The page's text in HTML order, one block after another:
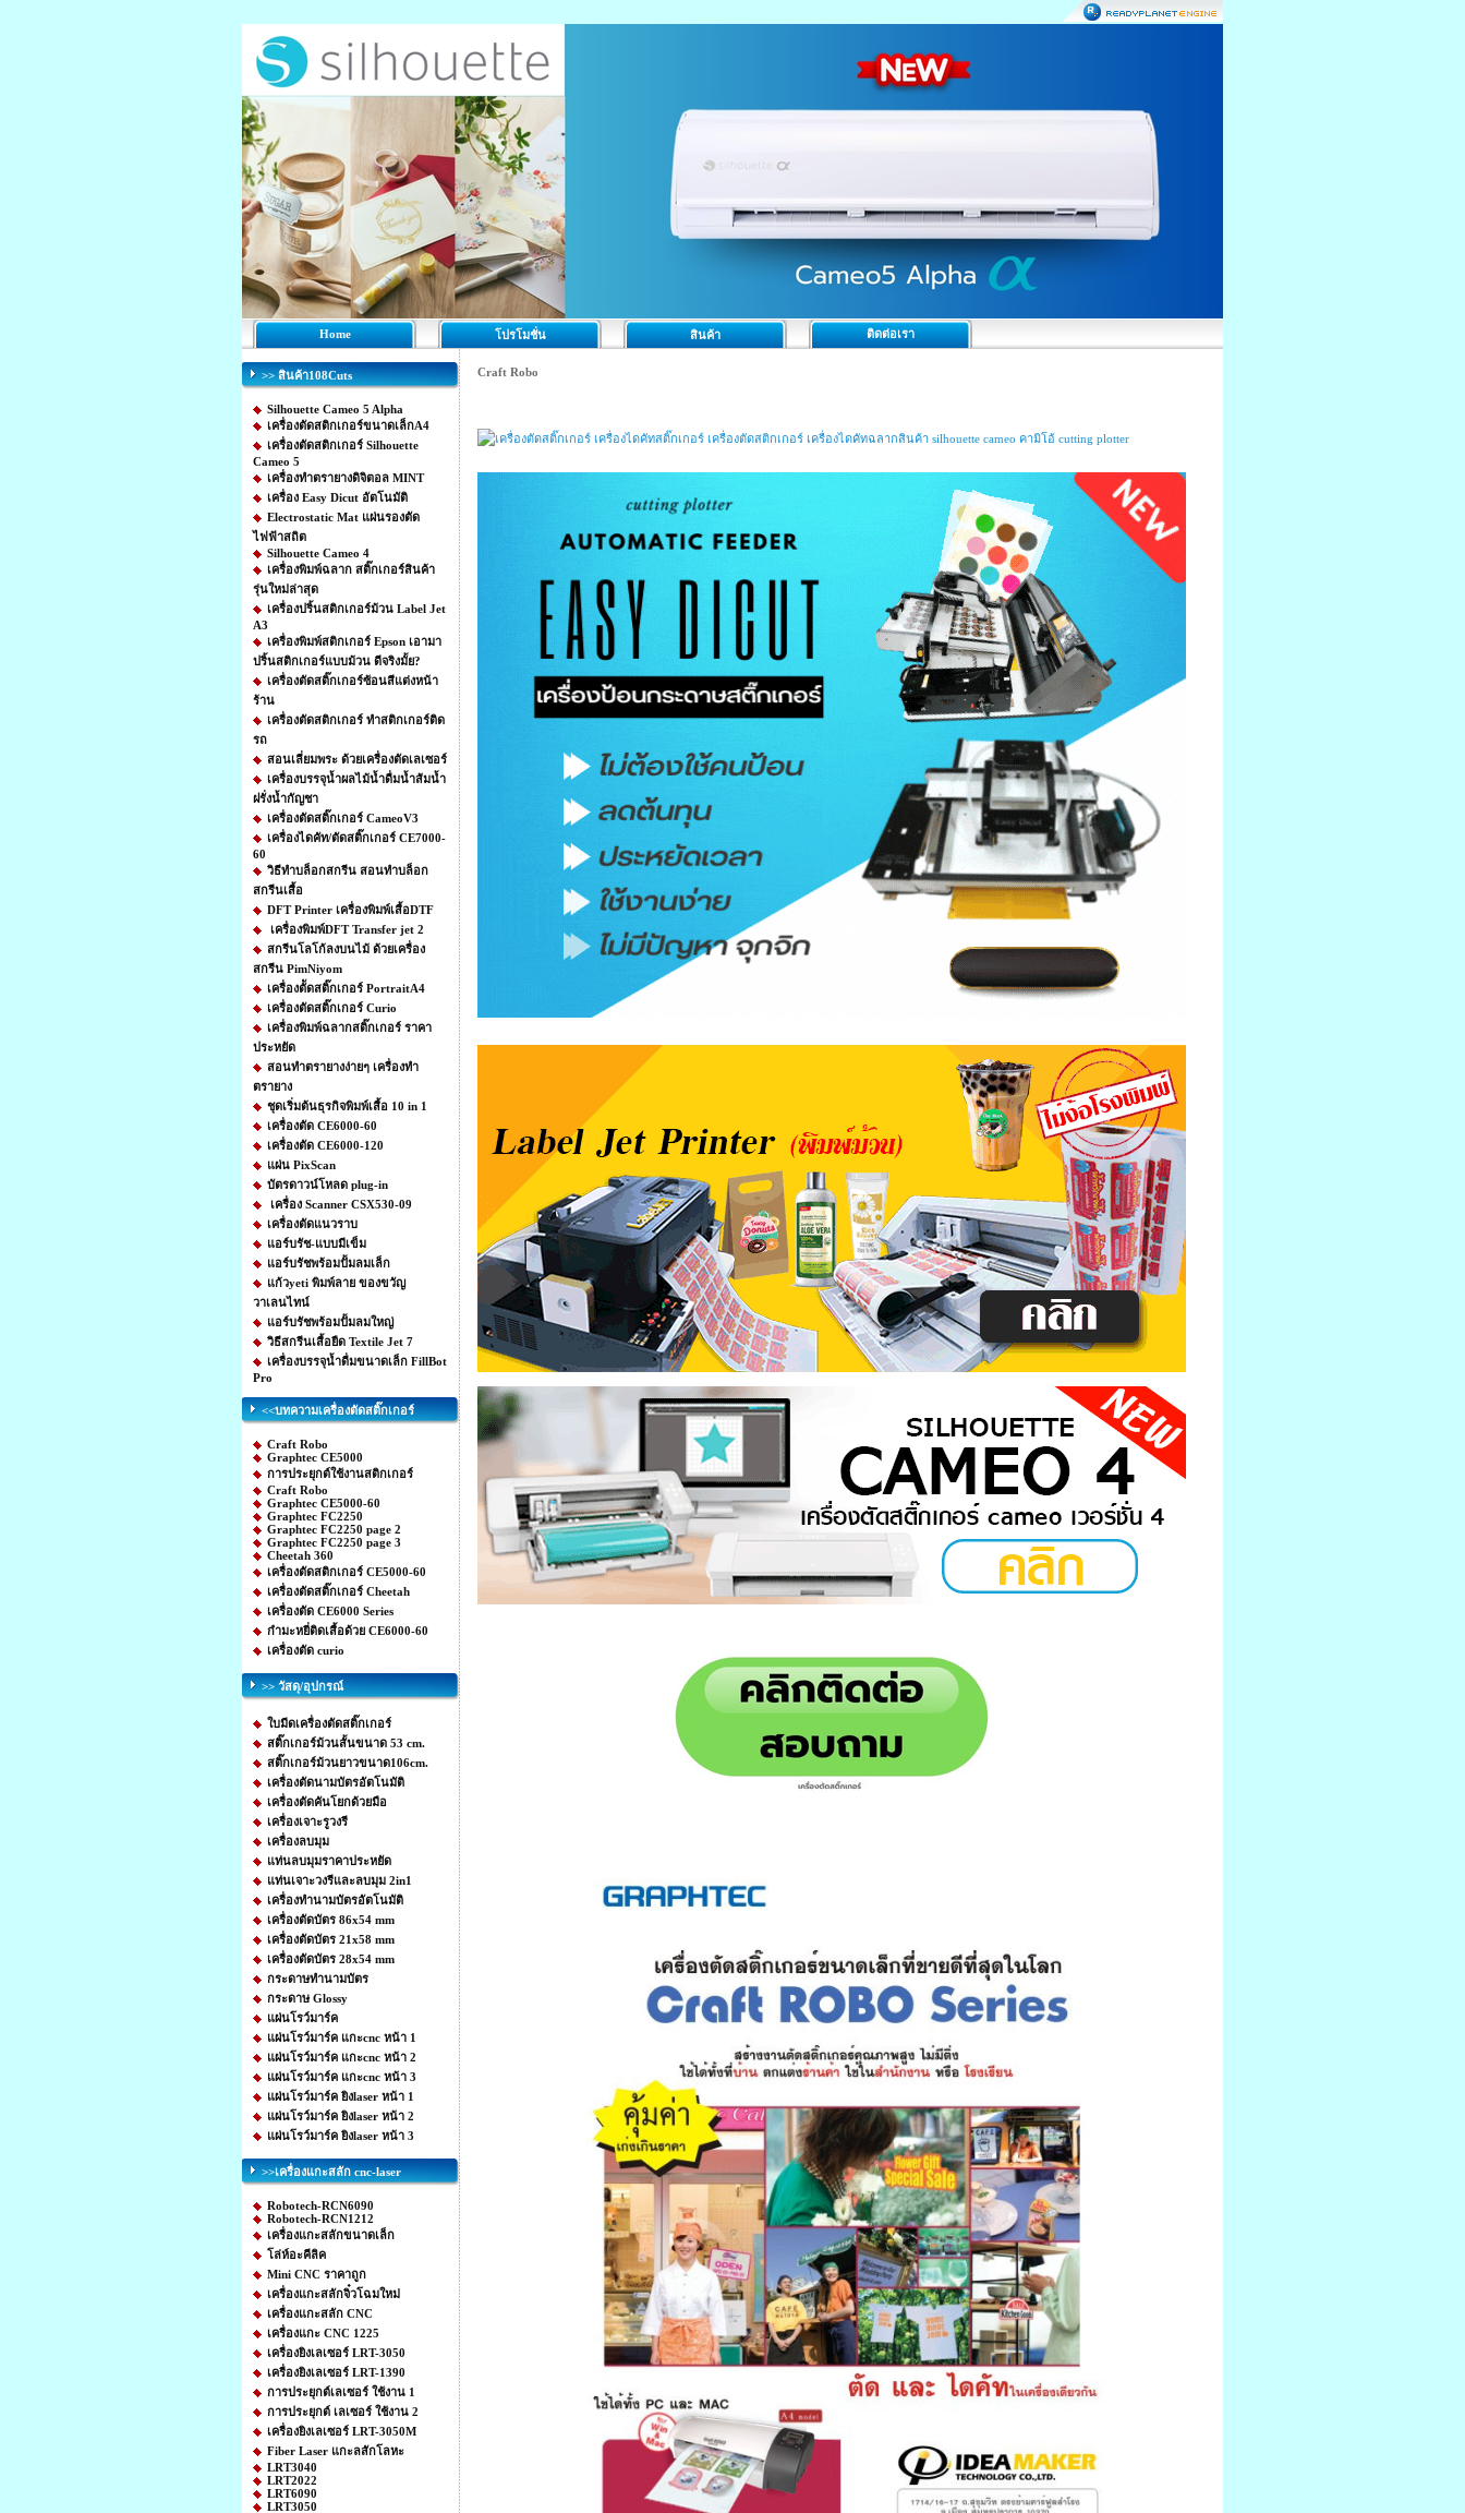
Home โปรโมชั่น สินค้า ติดต่อเรา
>> สินค้า108Cuts
Silhouette Cameo 5 Alpha
เครื่องตัดสติกเกอร์ขนาดเล็กA4
เครื่องตัดสติกเกอร์ Silhouette
Cameo 5
เครื่องทำตรายางดิจิตอล MINT
เครื่อง Easy Dicut อัตโนมัติ
Electrostatic Mat แผ่นรองตัด
ไฟฟ้าสถิต
Silhouette Cameo 4
เครื่องพิมพ์ฉลาก สติ๊กเกอร์สินค้า
รุ่นใหม่ล่าสุด
เครื่องปริ้นสติกเกอร์ม้วน Label Jet
A3
เครื่องพิมพ์สติกเกอร์ Epson เอามา
ปริ้นสติกเกอร์แบบม้วน ดีจริงมั้ย?
เครื่องตัดสติ๊กเกอร์ซ้อนสีแต่งหน้า
ร้าน
เครื่องตัดสติกเกอร์ ทำสติกเกอร์ติด
รถ
สอนเลี่ยมพระ ด้วยเครื่องตัดเลเซอร์
เครื่องบรรจุน้ำผลไม้น้ำดื่มน้ำส้มน้ำ
ฝรั่งน้ำกัญชา
เครื่องตัดสติ๊กเกอร์ CameoV3
เครื่องไดคัท/ตัดสติ๊กเกอร์ CE7000-
60
วิธีทําบล็อกสกรีน สอนทำบล็อก
สกรีนเสื้อ
DFT Printer เครื่องพิมพ์เสื้อDTF
เครื่องพิมพ์DFT Transfer jet 2
สกรีนโลโก้ลงบนไม้ ด้วยเครื่อง
สกรีน PimNiyom
เครื่องตััดสติ๊กเกอร์ PortraitA4
เครื่องตัดสติ๊กเกอร์ Curio
เครื่องพิมพ์ฉลากสติ๊กเกอร์ ราคา
ประหยัด
สอนทำตรายางง่ายๆ เครื่องทำ
ตรายาง
ชุดเริ่มต้นธุรกิจพิมพ์เสื้อ 10 in 1
เครื่องตัด CE6000-60
เครื่องตัด CE6000-120
แผ่น PixScan
บัตรดาวน์โหลด plug-in
เครื่อง Scanner CSX530-09
เครื่องตัดแนวราบ
แอร์บรัช-แบบมีเข็ม
แอร์บรัชพร้อมปั้มลมเล็ก
แก้วyeti พิมพ์ลาย ของขวัญ
วาเลนไทน์
แอร์บรัชพร้อมปั้มลมใหญ่
วิธีสกรีนเสื้อยืด Textile Jet 7
เครื่องบรรจุน้ำดื่มขนาดเล็ก FillBot
Pro
<<บทความเครื่องตัดสติ๊กเกอร์
Craft Robo
Graphtec CE5000
การประยุกต์ใช้งานสติกเกอร์
Craft Robo
Graphtec CE5000-60
Graphtec FC2250
Graphtec FC2250 page 2
Graphtec FC2250 page 3
Cheetah 360
เครื่องตัดสติกเกอร์ CE5000-60
เครื่องตัดสติ๊กเกอร์ Cheetah
เครื่องตัด CE6000 Series
กำมะหยี่ติดเสื้อด้วย CE6000-60
เครื่องตัด curio
>> วัสดุ/อุปกรณ์
ใบมีดเครื่องตัดสติ๊กเกอร์
สติ๊กเกอร์ม้วนสั้นขนาด 53 cm.
สติ๊กเกอร์ม้วนยาวขนาด106cm.
เครื่องตัดนามบัตรอัตโนมัติ
เครื่องตัดคันโยกด้วยมือ
เครื่องเจาะรูวงรี
เครื่องลบมุม
แท่นลบมุมราคาประหยัด
แท่นเจาะวงรีและลบมุม 2in1
เครื่องทำนามบัตรอัตโนมัติ
เครื่องตัดบัตร 86x54 mm
เครื่องตัดบัตร 21x58 mm
เครื่องตัดบัตร 28x54 mm
กระดาษทำนามบัตร
กระดาษ Glossy
แผ่นโรว์มาร์ค
แผ่นโรว์มาร์ค แกะcnc หน้า 1
แผ่นโรว์มาร์ค แกะcnc หน้า 2
แผ่นโรว์มาร์ค แกะcnc หน้า 3
แผ่นโรว์มาร์ค ยิงlaser หน้า 1
แผ่นโรว์มาร์ค ยิงlaser หน้า 2
แผ่นโรว์มาร์ค ยิงlaser หน้า 3
>>เครื่องแกะสลัก cnc-laser
Robotech-RCN6090
Robotech-RCN1212
เครื่องแกะสลักขนาดเล็ก
โล่ห์อะคีลิค
Mini CNC ราคาถูก
เครื่องแกะสลักจิ๋วโฉมใหม่
เครื่องแกะสลัก CNC
เครื่องแกะ CNC 1225
เครื่องยิงเลเซอร์ LRT-3050
เครื่องยิงเลเซอร์ LRT-1390
การประยุกต์เลเซอร์ ใช้งาน 1
การประยุกต์ เลเซอร์ ใช้งาน 2
เครื่องยิงเลเซอร์ LRT-3050M
Fiber Laser แกะลสักโลหะ
LRT3040
LRT2022
LRT6090
LRT3050
Craft Robo